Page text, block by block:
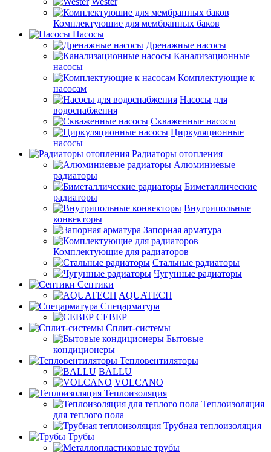
Комплектуюшие для мембранных баков
Насосы
Дренажные насосы
Канализационные
насосы
Комплектующие к
насосам
Насосы для
водоснабжения
Скваженные насосы
Циркуляционные
насосы
Радиаторы отопления
Алюминиевые
радиаторы
Биметаллические
радиаторы
Внутрипольные
конвекторы
Запорная арматура
Комплектующие для радиаторов
Стальные радиаторы
Чугунные радиаторы
Септики
AQUATECH
Спецарматура
СЕВЕР
Сплит-системы
Бытовые
кондиционеры
Тепловентиляторы
BALLU
VOLCANO
Теплоизоляция
Теплоизоляция
для теплого пола
Трубная теплоизоляция
Трубы